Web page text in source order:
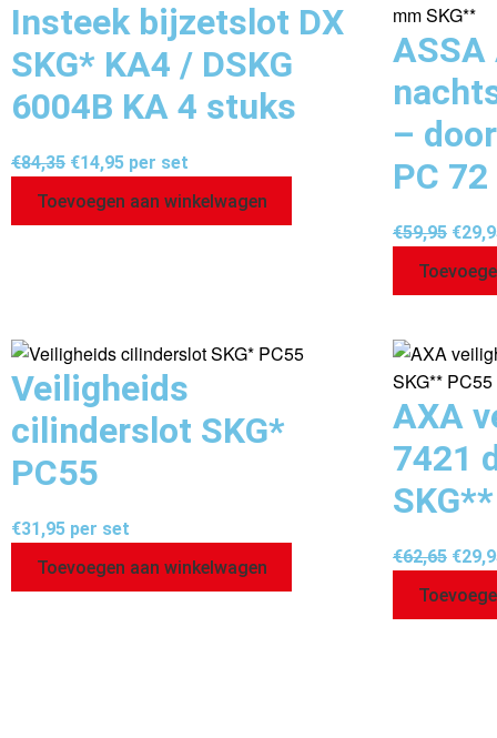
Insteek bijzetslot DX
SKG* KA4 / DSKG
6004B KA 4 stuks
€84,35 €14,95 per set
Toevoegen aan winkelwagen
ASSA
–
PC
€59,95 €
Veiligheids
cilinderslot SKG*
PC55
€31,95 per set
Toevoegen aan winkelwagen
AXA
7421
€62,65 €